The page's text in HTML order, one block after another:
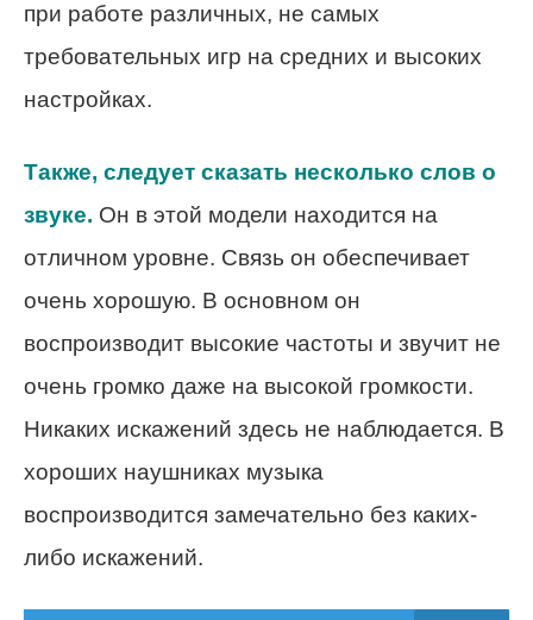
при работе различных, не самых
требовательных игр на средних и высоких
настройках.
Также, следует сказать несколько слов о
звуке. Он в этой модели находится на
отличном уровне. Связь он обеспечивает
очень хорошую. В основном он
воспроизводит высокие частоты и звучит не
очень громко даже на высокой громкости.
Никаких искажений здесь не наблюдается. В
хороших наушниках музыка
воспроизводится замечательно без каких-
либо искажений.